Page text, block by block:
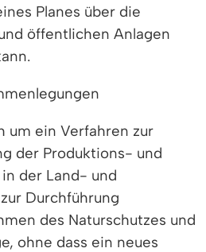
Planes über die
öffentlichen Anlagen
um ein Verfahren zur
der Produktions- und
der Land- und
Durchführung
des Naturschutzes und
ohne dass ein neues